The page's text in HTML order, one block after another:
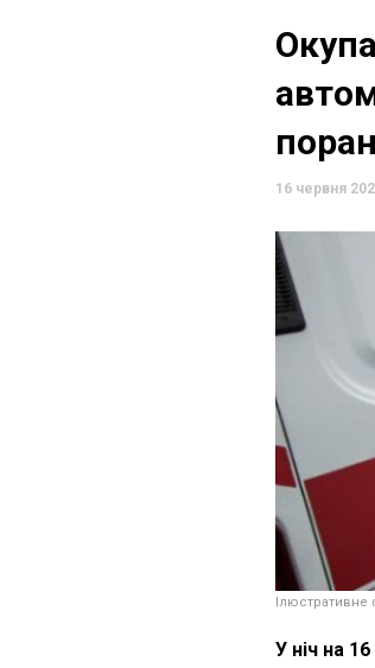
16 червня
У ніч на